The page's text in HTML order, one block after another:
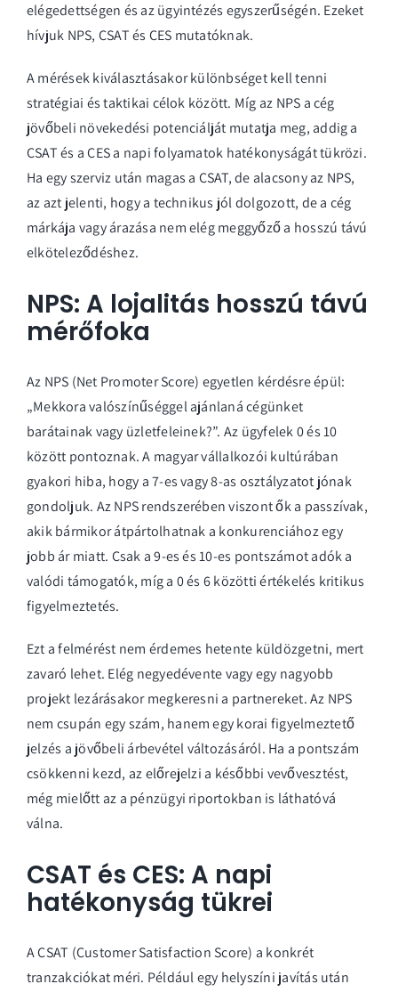
elégedettségen és az ügyintézés egyszerűségén. Ezeket
hívjuk NPS, CSAT és CES mutatóknak.
A mérések kiválasztásakor különbséget kell tenni
stratégiai és taktikai célok között. Míg az NPS a cég
jövőbeli növekedési potenciálját mutatja meg, addig a
CSAT és a CES a napi folyamatok hatékonyságát tükrözi.
Ha egy szerviz után magas a CSAT, de alacsony az NPS,
az azt jelenti, hogy a technikus jól dolgozott, de a cég
márkája vagy árazása nem elég meggyőző a hosszú távú
elköteleződéshez.
NPS: A lojalitás hosszú távú
mérőfoka
Az NPS (Net Promoter Score) egyetlen kérdésre épül:
„Mekkora valószínűséggel ajánlaná cégünket
barátainak vagy üzletfeleinek?”. Az ügyfelek 0 és 10
között pontoznak. A magyar vállalkozói kultúrában
gyakori hiba, hogy a 7-es vagy 8-as osztályzatot jónak
gondoljuk. Az NPS rendszerében viszont ők a passzívak,
akik bármikor átpártolhatnak a konkurenciához egy
jobb ár miatt. Csak a 9-es és 10-es pontszámot adók a
valódi támogatók, míg a 0 és 6 közötti értékelés kritikus
figyelmeztetés.
Ezt a felmérést nem érdemes hetente küldözgetni, mert
zavaró lehet. Elég negyedévente vagy egy nagyobb
projekt lezárásakor megkeresni a partnereket. Az NPS
nem csupán egy szám, hanem egy korai figyelmeztető
jelzés a jövőbeli árbevétel változásáról. Ha a pontszám
csökkenni kezd, az előrejelzi a későbbi vevővesztést,
még mielőtt az a pénzügyi riportokban is láthatóvá
válna.
CSAT és CES: A napi
hatékonyság tükrei
A CSAT (Customer Satisfaction Score) a konkrét
tranzakciókat méri. Például egy helyszíni javítás után